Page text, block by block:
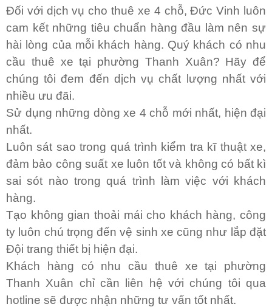
Đối với dịch vụ cho thuê xe 4 chỗ, Đức Vinh luôn
cam kết những tiêu chuẩn hàng đầu làm nên sự
hài lòng của mỗi khách hàng. Quý khách có nhu
cầu thuê xe tại phường Thanh Xuân? Hãy để
chúng tôi đem đến dịch vụ chất lượng nhất với
nhiều ưu đãi.
Sử dụng những dòng xe 4 chỗ mới nhất, hiện đại
nhất.
Luôn sát sao trong quá trình kiểm tra kĩ thuật xe,
đảm bảo công suất xe luôn tốt và không có bất kì
sai sót nào trong quá trình làm việc với khách
hàng.
Tạo không gian thoải mái cho khách hàng, công
ty luôn chú trọng đến vệ sinh xe cũng như lắp đặt
Đội trang thiết bị hiện đại.
Khách hàng có nhu cầu thuê xe tại phường
Thanh Xuân chỉ cần liên hệ với chúng tôi qua
hotline sẽ được nhận những tư vấn tốt nhất.